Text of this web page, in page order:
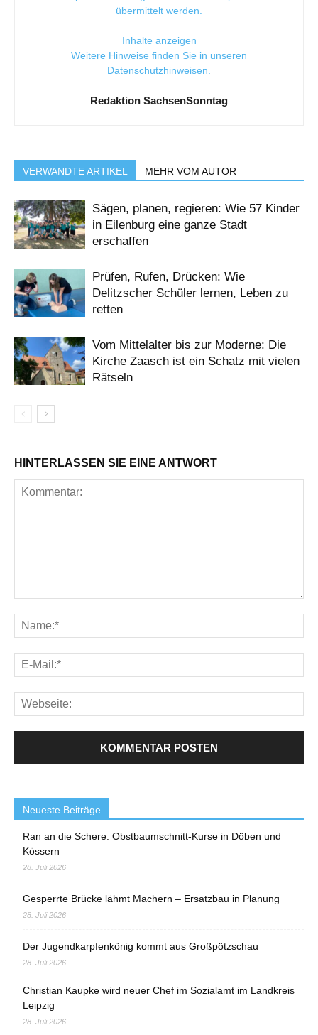
übermittelt werden.
Inhalte anzeigen
Weitere Hinweise finden Sie in unseren
Datenschutzhinweisen
Redaktion SachsenSonntag
VERWANDTE ARTIKEL MEHR VOM AUTOR
Sägen, planen, regieren: Wie 57 Kinder
in Eilenburg eine ganze Stadt
erschaffen
Prüfen, Rufen, Drücken: Wie
Delitzscher Schüler lernen, Leben zu
retten
Vom Mittelalter bis zur Moderne: Die
Kirche Zaasch ist ein Schatz mit vielen
Rätseln
HINTERLASSEN SIE EINE ANTWORT
Neueste Beiträge
Ran an die Schere: Obstbaumschnitt-Kurse in Döben und
Kössern
28. Juli 2026
Gesperrte Brücke lähmt Machern – Ersatzbau in Planung
28. Juli 2026
Der Jugendkarpfenkönig kommt aus Großpötzschau
28. Juli 2026
Christian Kaupke wird neuer Chef im Sozialamt im Landkreis
Leipzig
28. Juli 2026